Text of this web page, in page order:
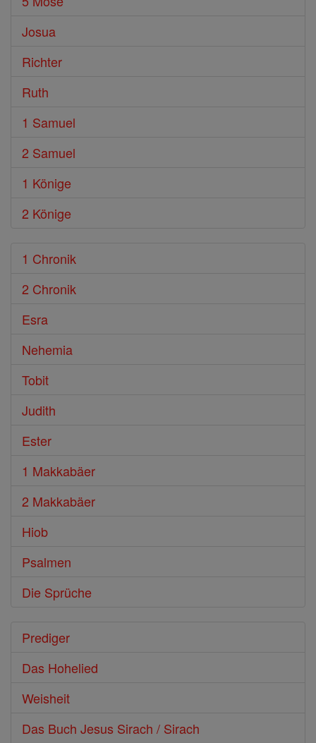
Josua
Richter
Ruth
1 Samuel
2 Samuel
1 Könige
2 Könige
1 Chronik
2 Chronik
Esra
Nehemia
Tobit
Judith
Ester
1 Makkabäer
2 Makkabäer
Hiob
Psalmen
Die Sprüche
Prediger
Das Hohelied
Weisheit
Das Buch Jesus Sirach / Sirach